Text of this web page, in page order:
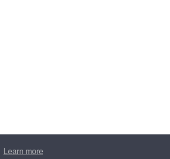
Learn more